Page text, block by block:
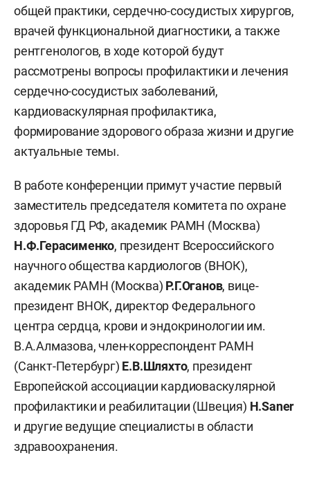
общей практики, сердечно-сосудистых хирургов,
врачей функциональной диагностики, а также
рентгенологов, в ходе которой будут
рассмотрены вопросы профилактики и лечения
сердечно-сосудистых заболеваний,
кардиоваскулярная профилактика,
формирование здорового образа жизни и другие
актуальные темы.
В работе конференции примут участие первый
заместитель председателя комитета по охране
здоровья ГД РФ, академик РАМН (Москва)
Н.Ф.Герасименко, президент Всероссийского
научного общества кардиологов (ВНОК),
академик РАМН (Москва) Р.Г.Оганов, вице-
президент ВНОК, директор Федерального
центра сердца, крови и эндокринологии им.
В.А.Алмазова, член-корреспондент РАМН
(Санкт-Петербург) Е.В.Шляхто, президент
Европейской ассоциации кардиоваскулярной
профилактики и реабилитации (Швеция) H.Saner
и другие ведущие специалисты в области
здравоохранения.